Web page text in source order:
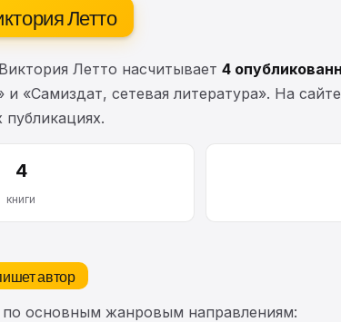
Летто
Летто насчитывает 4
«Самиздат, сетевая литература». На
4
книги
автор
по основным жанровым направлениям: